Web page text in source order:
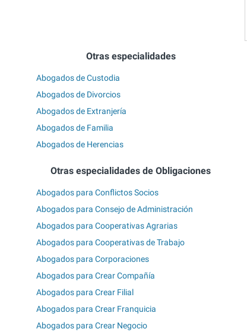
Otras especialidades
Abogados de Custodia
Abogados de Divorcios
Abogados de Extranjería
Abogados de Familia
Abogados de Herencias
Otras especialidades de Obligaciones
Abogados para Conflictos Socios
Abogados para Consejo de Administración
Abogados para Cooperativas Agrarias
Abogados para Cooperativas de Trabajo
Abogados para Corporaciones
Abogados para Crear Compañía
Abogados para Crear Filial
Abogados para Crear Franquicia
Abogados para Crear Negocio